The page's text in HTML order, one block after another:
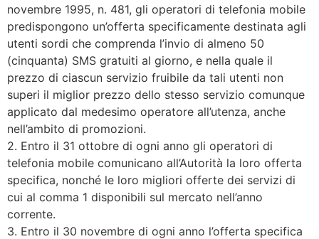
novembre 1995, n. 481, gli operatori di telefonia mobile
predispongono un’offerta specificamente destinata agli
utenti sordi che comprenda l’invio di almeno 50
(cinquanta) SMS gratuiti al giorno, e nella quale il
prezzo di ciascun servizio fruibile da tali utenti non
superi il miglior prezzo dello stesso servizio comunque
applicato dal medesimo operatore all’utenza, anche
nell’ambito di promozioni.
2. Entro il 31 ottobre di ogni anno gli operatori di
telefonia mobile comunicano all’Autorità la loro offerta
specifica, nonché le loro migliori offerte dei servizi di
cui al comma 1 disponibili sul mercato nell’anno
corrente.
3. Entro il 30 novembre di ogni anno l’offerta specifica